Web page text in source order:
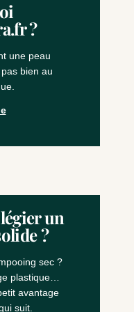
?
une peau
bien au
un
?
sec ?
plastique…
avantage
suit.